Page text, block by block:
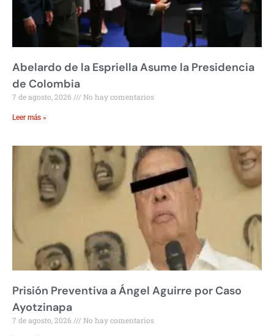
Abelardo de la Espriella Asume la Presidencia
de Colombia
7 de agosto, 2026 No hay comentarios
Leer más »
Prisión Preventiva a Ángel Aguirre por Caso
Ayotzinapa
7 de agosto, 2026 No hay comentarios